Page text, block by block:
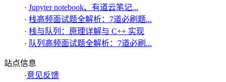
· Jupyter notebook、有道云笔记...
· 栈高频面试题全解析：7道必刷题...
· 栈与队列：原理详解与 C++ 实现
· 队列高频面试题全解析：7道必刷...
站点信息
·意见反馈